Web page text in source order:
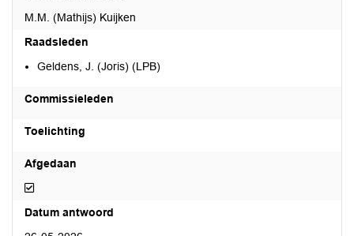
M.M. (Mathijs) Kuijken
Raadsleden
Geldens, J. (Joris) (LPB)
Commissieleden
Toelichting
Afgedaan
Afgedaan
Datum antwoord